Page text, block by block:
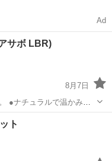
Ad
サボ LBR)
8月7日
使用電球(別
(E26口金 60W相当以
ット